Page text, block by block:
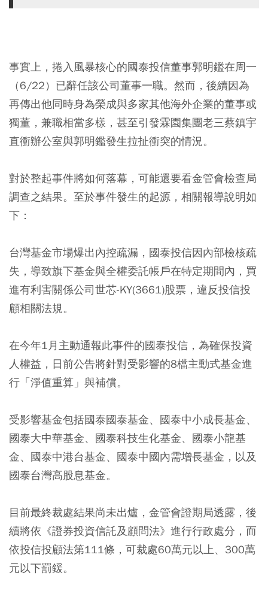
事實上，捲入風暴核心的國泰投信董事郭明鑑在周一
（6/22）已辭任該公司董事一職。然而，後續因為
再傳出他同時身為榮成與多家其他海外企業的董事或
獨董，兼職相當多樣，甚至引發霖園集團老三蔡鎮宇
直衝辦公室與郭明鑑發生拉扯衝突的情況。
對於整起事件將如何落幕，可能還要看金管會檢查局
調查之結果。至於事件發生的起源，相關報導說明如
下：
台灣基金市場爆出內控疏漏，國泰投信因內部檢核疏
失，導致旗下基金與全權委託帳戶在特定期間內，買
進有利害關係公司世芯-KY(3661)股票，違反投信投
顧相關法規。
在今年1月主動通報此事件的國泰投信，為確保投資
人權益，日前公告將針對受影響的8檔主動式基金進
行「淨值重算」與補償。
受影響基金包括國泰國泰基金、國泰中小成長基金、
國泰大中華基金、國泰科技生化基金、國泰小龍基
金、國泰中港台基金、國泰中國內需增長基金，以及
國泰台灣高股息基金。
目前最終裁處結果尚未出爐，金管會證期局透露，後
續將依《證券投資信託及顧問法》進行行政處分，而
依投信投顧法第111條，可裁處60萬元以上、300萬
元以下罰鍰。